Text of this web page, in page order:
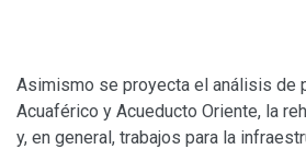
Asimismo se proyecta el análisis de
Acuaférico y Acueducto Oriente, la
y, en general, trabajos para la